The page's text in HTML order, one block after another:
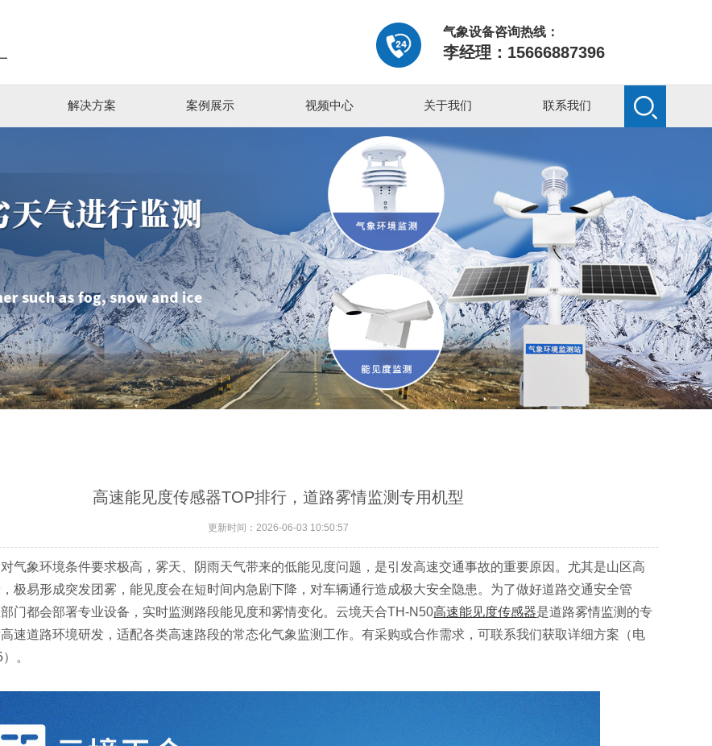
气象设备咨询热线：
李经理：15666887396
解决方案 案例展示 视频中心 关于我们 联系我们
高速能见度传感器TOP排行，道路雾情监测专用机型
更新时间：2026-06-03 10:50:57
气象环境条件要求极高，雾天、阴雨天气带来的低能见度问题，是引发高速交通事故的重要原因。尤其是山区高
极易形成突发团雾，能见度会在短时间内急剧下降，对车辆通行造成极大安全隐患。为了做好道路交通安全管
门都会部署专业设备，实时监测路段能见度和雾情变化。云境天合TH-N50高速能见度传感器是道路雾情监测的专
速道路环境研发，适配各类高速路段的常态化气象监测工作。有采购或合作需求，可联系我们获取详细方案（电
。